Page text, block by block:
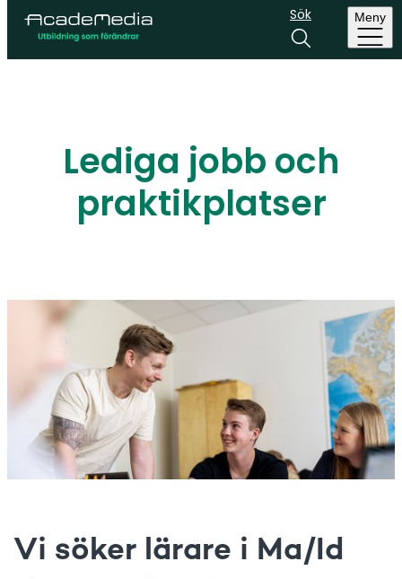
Sök Meny
Lediga jobb och
praktikplatser